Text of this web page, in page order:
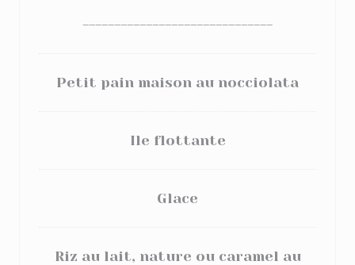
------------------------------
Petit pain maison au nocciolata
Ile flottante
Glace
Riz au lait, nature ou caramel au